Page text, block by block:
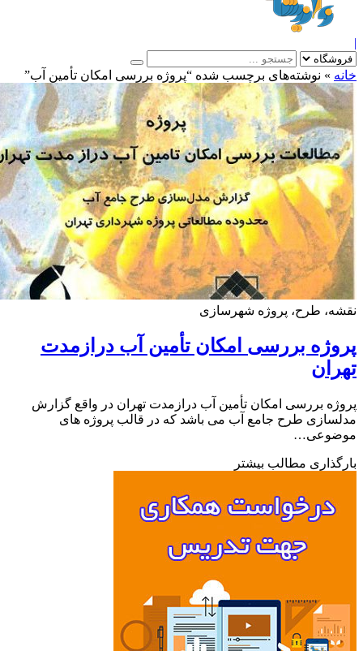
»نوشته‌های برچسب شده “پروژه بررسی امکان تأمین آب”
طرح، پروژه شهرسازی
بررسی امکان تأمین آب درازمدت
بررسی امکان تأمین آب درازمدت تهران در واقع گزارش
طرح جامع آب می باشد که در قالب پروژه های
مطالب بیشتر